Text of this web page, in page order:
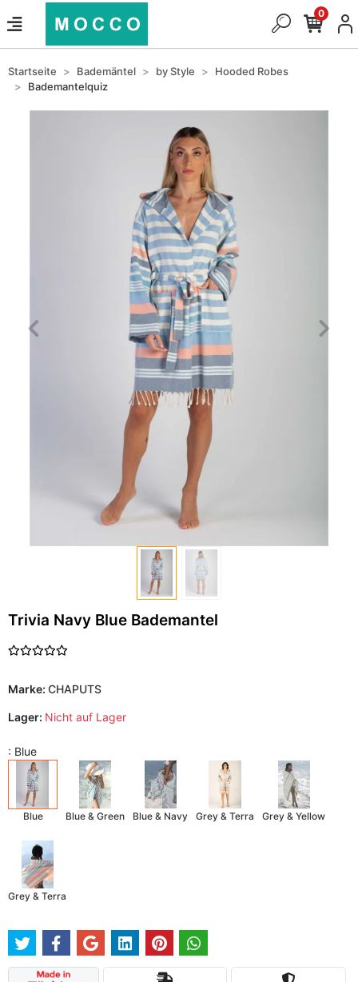
0
Startseite Bademäntel by Style
Hooded Robes
Bademantelquiz
Trivia Navy Blue Bademantel
Marke: CHAPUTS
Lager: Nicht auf Lager
: Blue
Blue Blue & Green Blue & Navy Grey & Terra Grey & Yellow
Grey & Terra